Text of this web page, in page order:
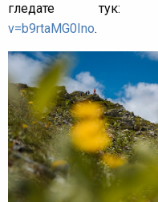
гледате тук:
v=b9rtaMG0Ino.